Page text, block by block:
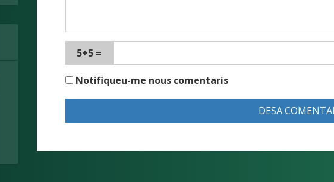
5+5 =
Notifiqueu-me nous comentaris